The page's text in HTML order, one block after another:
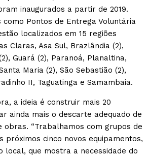
inaugurados a partir de 2019.
como Pontos de Entrega Voluntária
localizados em 15 regiões
Claras, Asa Sul, Brazlândia (2),
Guará (2), Paranoá, Planaltina,
Maria (2), São Sebastião (2),
II, Taguatinga e Samambaia.
a ideia é construir mais 20
ainda mais o descarte adequado de
obras. “Trabalhamos com grupos de
próximos cinco novos equipamentos,
local, que mostra a necessidade do